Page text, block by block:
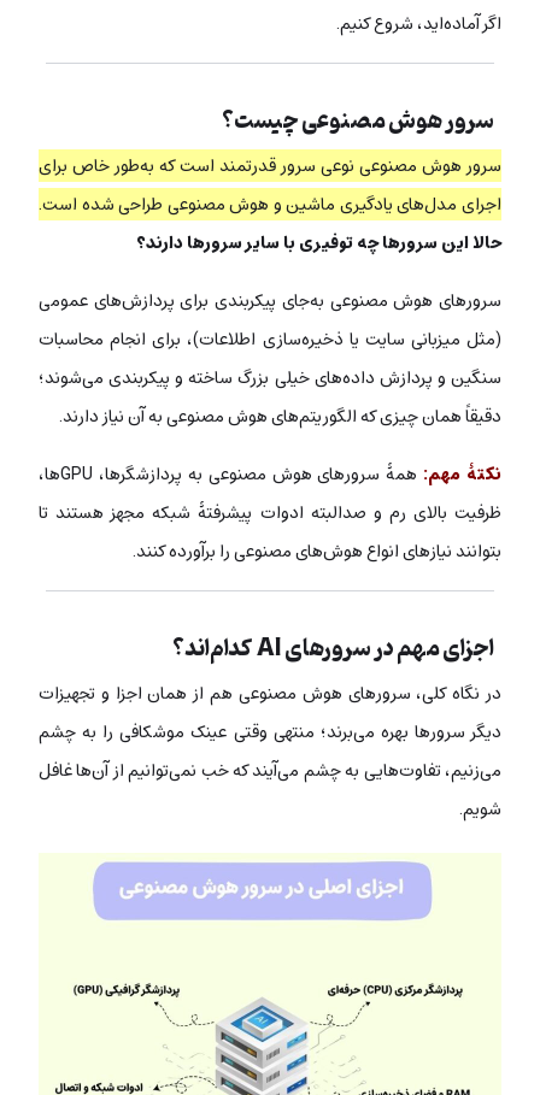
اگر آماده‌اید، شروع کنیم.
سرور هوش مصنوعی چیست؟
سرور هوش مصنوعی نوعی سرور قدرتمند است که به‌طور خاص برای
اجرای مدل‌های یادگیری ماشین و هوش مصنوعی طراحی شده است.
حالا این سرورها چه توفیری با سایر سرورها دارند؟
سرورهای هوش مصنوعی به‌جای پیکربندی برای پردازش‌های عمومی
(مثل میزبانی سایت یا ذخیره‌سازی اطلاعات)، برای انجام محاسبات
سنگین و پردازش داده‌های خیلی بزرگ ساخته و پیکربندی می‌شوند؛
دقیقاً همان چیزی که الگوریتم‌های هوش مصنوعی به آن نیاز دارند.
نکتۀ مهم:
همۀ سرورهای هوش مصنوعی به پردازشگرها، GPUها،
ظرفیت بالای رم و صدالبته ادوات پیشرفتۀ شبکه مجهز هستند تا
بتوانند نیازهای انواع هوش‌های مصنوعی را برآورده کنند.
اجزای مهم در سرورهای AI کدام‌اند؟
در نگاه کلی، سرورهای هوش مصنوعی هم از همان اجزا و تجهیزات
دیگر سرورها بهره می‌برند؛ منتهی وقتی عینک موشکافی را به چشم
می‌زنیم، تفاوت‌هایی به چشم می‌آیند که خب نمی‌توانیم از آن‌ها غافل
شویم.